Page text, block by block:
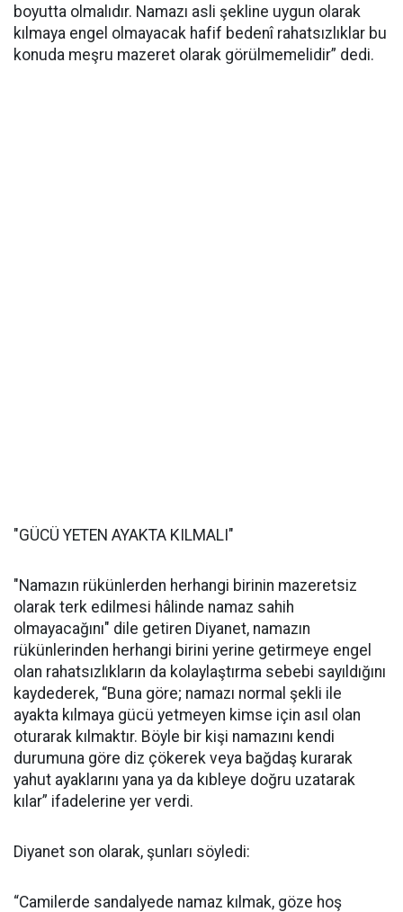
boyutta olmalıdır. Namazı asli şekline uygun olarak
kılmaya engel olmayacak hafif bedenî rahatsızlıklar bu
konuda meşru mazeret olarak görülmemelidir” dedi.
"GÜCÜ YETEN AYAKTA KILMALI"
"Namazın rükünlerden herhangi birinin mazeretsiz
olarak terk edilmesi hâlinde namaz sahih
olmayacağını" dile getiren Diyanet, namazın
rükünlerinden herhangi birini yerine getirmeye engel
olan rahatsızlıkların da kolaylaştırma sebebi sayıldığını
kaydederek, “Buna göre; namazı normal şekli ile
ayakta kılmaya gücü yetmeyen kimse için asıl olan
oturarak kılmaktır. Böyle bir kişi namazını kendi
durumuna göre diz çökerek veya bağdaş kurarak
yahut ayaklarını yana ya da kıbleye doğru uzatarak
kılar” ifadelerine yer verdi.
Diyanet son olarak, şunları söyledi:
“Camilerde sandalyede namaz kılmak, göze hoş